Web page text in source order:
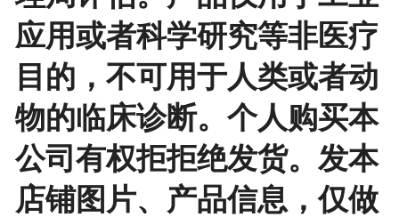
应用或者科学研究等非医疗
目的，不可用于人类或者动
物的临床诊断。个人购买本
公司有权拒拒绝发货。发本
店铺图片、产品信息，仅做